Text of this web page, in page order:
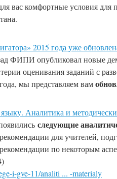
вас комфортные условия для
2015 года уже
ФИПИ опубликовал новые
оценивания заданий с
мы представляем вам
Аналитика и
следующие
для учителей,
по некоторым
i-gve-11/analiti ... -materialy